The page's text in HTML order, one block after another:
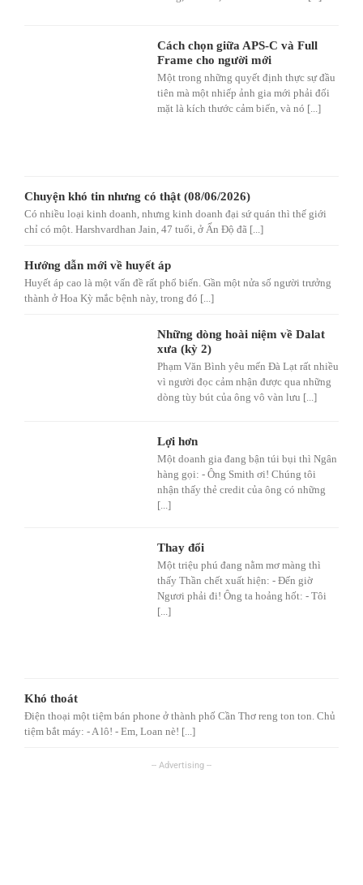
Cách chọn giữa APS-C và Full
Frame cho người mới
Một trong những quyết định thực sự đầu
tiên mà một nhiếp ảnh gia mới phải đối
mặt là kích thước cảm biến, và nó [...]
Chuyện khó tin nhưng có thật (08/06/2026)
Có nhiều loại kinh doanh, nhưng kinh doanh đại sứ quán thì thế giới
chỉ có một. Harshvardhan Jain, 47 tuổi, ở Ấn Độ đã [...]
Hướng dẫn mới về huyết áp
Huyết áp cao là một vấn đề rất phổ biến. Gần một nửa số người trưởng
thành ở Hoa Kỳ mắc bệnh này, trong đó [...]
Những dòng hoài niệm về Dalat
xưa (kỳ 2)
Phạm Văn Bình yêu mến Đà Lạt rất nhiều
vì người đọc cảm nhận được qua những
dòng tùy bút của ông vô vàn lưu [...]
Lợi hơn
Một doanh gia đang bận túi bụi thì Ngân
hàng gọi: - Ông Smith ơi! Chúng tôi
nhận thấy thẻ credit của ông có những
[...]
Thay đổi
Một triệu phú đang nằm mơ màng thì
thấy Thần chết xuất hiện: - Đến giờ
Ngươi phải đi! Ông ta hoảng hốt: - Tôi
[...]
Khó thoát
Điện thoại một tiệm bán phone ở thành phố Cần Thơ reng ton ton. Chủ
tiệm bắt máy: - A lô! - Em, Loan nè! [...]